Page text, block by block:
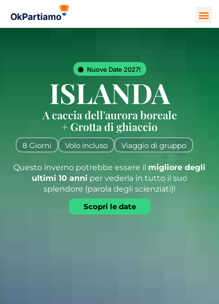
Nuove Date 2027!
ISLANDA
A caccia dell'aurora boreale
+ Grotta di ghiaccio
8 Giorni Volo incluso Viaggio di gruppo
Questo inverno potrebbe essere il migliore degli
ultimi 10 anni per vederla in tutto il suo
splendore (parola degli scienziati)!
Scopri le date